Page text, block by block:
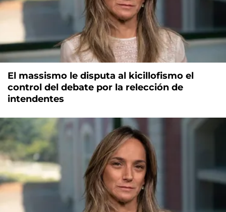
El massismo le disputa al kicillofismo el
control del debate por la relección de
intendentes